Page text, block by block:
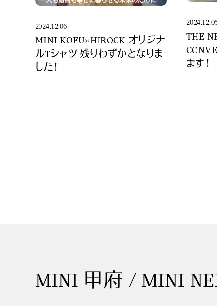
2024.12.06
MINI KOFU×HIROCK オリジナ
ルTシャツ 残りわずかとなりま
した！
THE
ます！
MINI 甲府 / MINI